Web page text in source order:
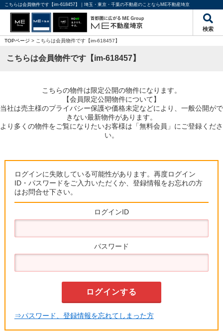
こちらは会員物件です【im-618457】｜埼玉・東京・千葉の不動産のことならME不動産埼京
検索
TOPページ > こちらは会員物件です【im-618457】
こちらは会員物件です【im-618457】
こちらの物件は限定公開の物件になります。
【会員限定公開物件について】
当社は売主様のプライバシー保護や価格未定などにより、一般公開がで
きない最新物件があります。
より多くの物件をご覧になりたいお客様は「無料会員」にご登録くださ
い。
ログインに失敗している可能性があります。再度ログイン
ID・パスワードをご入力いただくか、登録情報をお忘れの方
はお問合せ下さい。
ログインID
パスワード
⇒パスワード、登録情報を忘れてしまった方